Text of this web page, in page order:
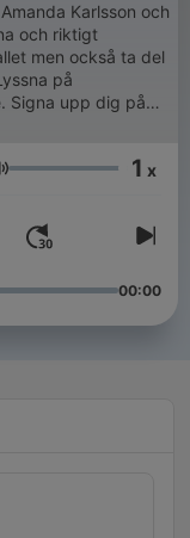
Karlsson och
och riktigt
men också ta del
på
Signa upp dig på
Ladda sedan ner
Volumen 1 x
00:00